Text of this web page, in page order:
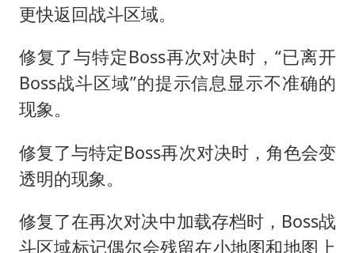
更快返回战斗区域。
修复了与特定Boss再次对决时，“已离开
Boss战斗区域”的提示信息显示不准确的
现象。
修复了与特定Boss再次对决时，角色会变
透明的现象。
修复了在再次对决中加载存档时，Boss战
斗区域标记偶尔会残留在小地图和地图上